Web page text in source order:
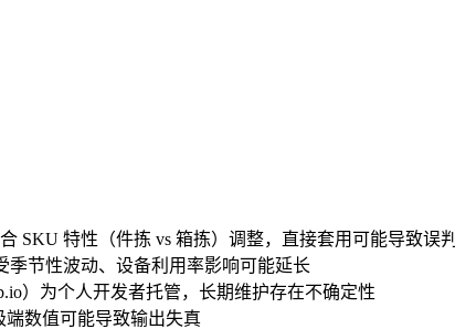
SKU 特性（件拣 vs 箱拣）调整，直接套用可能导致误判
季节性波动、设备利用率影响可能延长
）为个人开发者托管，长期维护存在不确定性
端数值可能导致输出失真